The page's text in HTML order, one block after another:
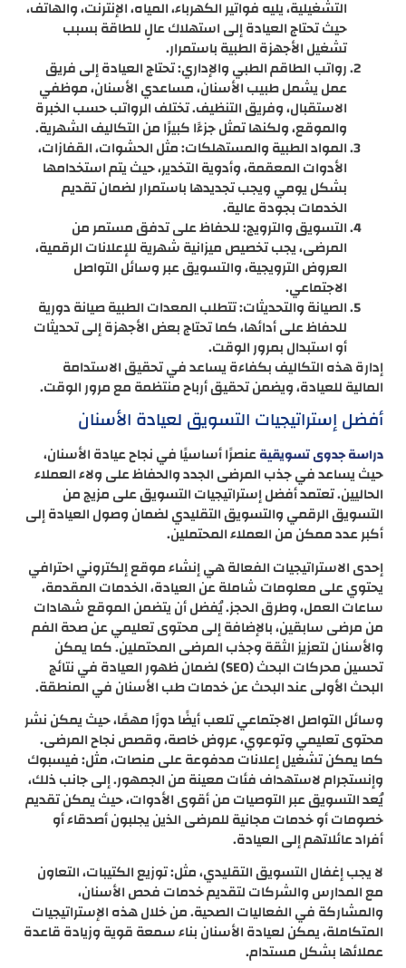
التشغيلية، يليه فواتير الكهرباء، المياه، الإنترنت، والهاتف،
حيث تحتاج العيادة إلى استهلاك عالٍ للطاقة بسبب
تشغيل الأجهزة الطبية باستمرار.
رواتب الطاقم الطبي والإداري: تحتاج العيادة إلى فريق
عمل يشمل طبيب الأسنان، مساعدي الأسنان، موظفي
الاستقبال، وفريق التنظيف. تختلف الرواتب حسب الخبرة
والموقع، ولكنها تمثل جزءًا كبيرًا من التكاليف الشهرية.
المواد الطبية والمستهلكات: مثل الحشوات، القفازات،
الأدوات المعقمة، وأدوية التخدير، حيث يتم استخدامها
بشكل يومي ويجب تجديدها باستمرار لضمان تقديم
الخدمات بجودة عالية.
التسويق والترويج: للحفاظ على تدفق مستمر من
المرضى، يجب تخصيص ميزانية شهرية للإعلانات الرقمية،
العروض الترويجية، والتسويق عبر وسائل التواصل
الاجتماعي.
الصيانة والتحديثات: تتطلب المعدات الطبية صيانة دورية
للحفاظ على أدائها، كما تحتاج بعض الأجهزة إلى تحديثات
أو استبدال بمرور الوقت.
إدارة هذه التكاليف بكفاءة يساعد في تحقيق الاستدامة
المالية للعيادة، ويضمن تحقيق أرباح منتظمة مع مرور الوقت.
أفضل إستراتيجيات التسويق لعيادة الأسنان
دراسة جدوى تسويقيةعنصرًا أساسيًا في نجاح عيادة الأسنان،
حيث يساعد في جذب المرضى الجدد والحفاظ على ولاء العملاء
الحاليين. تعتمد أفضل إستراتيجيات التسويق على مزيج من
التسويق الرقمي والتسويق التقليدي لضمان وصول العيادة إلى
أكبر عدد ممكن من العملاء المحتملين.
إحدى الاستراتيجيات الفعالة هي إنشاء موقع إلكتروني احترافي
يحتوي على معلومات شاملة عن العيادة، الخدمات المقدمة،
ساعات العمل، وطرق الحجز. يُفضل أن يتضمن الموقع شهادات
من مرضى سابقين، بالإضافة إلى محتوى تعليمي عن صحة الفم
والأسنان لتعزيز الثقة وجذب المرضى المحتملين. كما يمكن
تحسين محركات البحث (SEO) لضمان ظهور العيادة في نتائج
البحث الأولى عند البحث عن خدمات طب الأسنان في المنطقة.
وسائل التواصل الاجتماعي تلعب أيضًا دورًا مهمًا، حيث يمكن نشر
محتوى تعليمي وتوعوي، عروض خاصة، وقصص نجاح المرضى.
كما يمكن تشغيل إعلانات مدفوعة على منصات، مثل: فيسبوك
وإنستجرام لاستهداف فئات معينة من الجمهور. إلى جانب ذلك،
يُعد التسويق عبر التوصيات من أقوى الأدوات، حيث يمكن تقديم
خصومات أو خدمات مجانية للمرضى الذين يجلبون أصدقاء أو
أفراد عائلاتهم إلى العيادة.
لا يجب إغفال التسويق التقليدي، مثل: توزيع الكتيبات، التعاون
مع المدارس والشركات لتقديم خدمات فحص الأسنان،
والمشاركة في الفعاليات الصحية. من خلال هذه الإستراتيجيات
المتكاملة، يمكن لعيادة الأسنان بناء سمعة قوية وزيادة قاعدة
عملائها بشكل مستدام.